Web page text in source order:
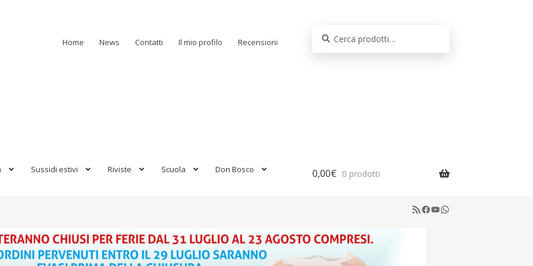
Home News Contatti Il mio profilo Recensioni
Sussidi estivi Riviste Scuola Don Bosco 0,00€ 0 prodotti
RSS Feed
Facebook
YouTube
WhatsApp